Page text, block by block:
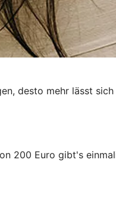
desto mehr lässt
200 Euro gibt's